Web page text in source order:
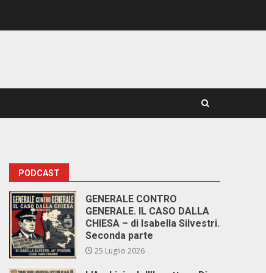
PODCAST
GENERALE CONTRO
GENERALE. IL CASO DALLA
CHIESA – di Isabella Silvestri.
Seconda parte
25 Luglio 2026